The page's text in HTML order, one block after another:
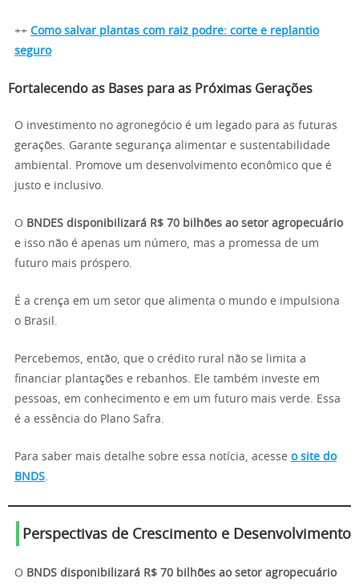
++ Como salvar plantas com raiz podre: corte e replantio
seguro
Fortalecendo as Bases para as Próximas Gerações
O investimento no agronegócio é um legado para as futuras
gerações. Garante segurança alimentar e sustentabilidade
ambiental. Promove um desenvolvimento econômico que é
justo e inclusivo.
O BNDES disponibilizará R$ 70 bilhões ao setor agropecuário
e isso não é apenas um número, mas a promessa de um
futuro mais próspero.
É a crença em um setor que alimenta o mundo e impulsiona
o Brasil.
Percebemos, então, que o crédito rural não se limita a
financiar plantações e rebanhos. Ele também investe em
pessoas, em conhecimento e em um futuro mais verde. Essa
é a essência do Plano Safra.
Para saber mais detalhe sobre essa notícia, acesse o site do
BNDS.
Perspectivas de Crescimento e Desenvolvimento
O BNDS disponibilizará R$ 70 bilhões ao setor agropecuário